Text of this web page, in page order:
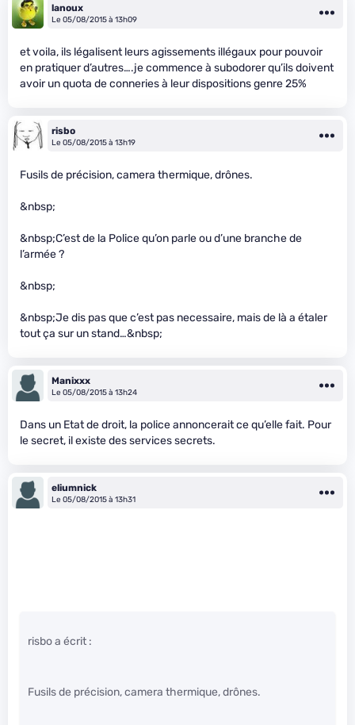
lanoux
Le 05/08/2015 à 13h09
et voila, ils légalisent leurs agissements illégaux pour pouvoir
en pratiquer d’autres….je commence à subodorer qu’ils doivent
avoir un quota de conneries à leur dispositions genre 25%
risbo
Le 05/08/2015 à 13h19
Fusils de précision, camera thermique, drônes.
&nbsp;
&nbsp;C’est de la Police qu’on parle ou d’une branche de
l’armée ?
&nbsp;
&nbsp;Je dis pas que c’est pas necessaire, mais de là a étaler
tout ça sur un stand…&nbsp;
Manixxx
Le 05/08/2015 à 13h24
Dans un Etat de droit, la police annoncerait ce qu’elle fait. Pour
le secret, il existe des services secrets.
eliumnick
Le 05/08/2015 à 13h31
risbo a écrit :
Fusils de précision, camera thermique, drônes.